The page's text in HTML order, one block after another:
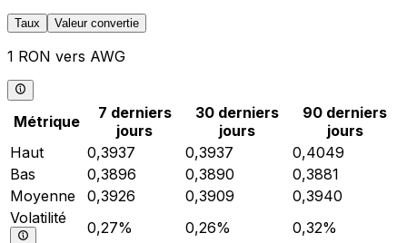
Taux Valeur convertie
1 RON vers AWG
Métrique
7 derniers
jours
30 derniers
jours
90 derniers
jours
Haut
0,3937 0,3937
0,4049
Bas
0,3896 0,3890
0,3881
Moyenne
0,3926 0,3909
0,3940
Volatilité
0,27% 0,26% 0,32%